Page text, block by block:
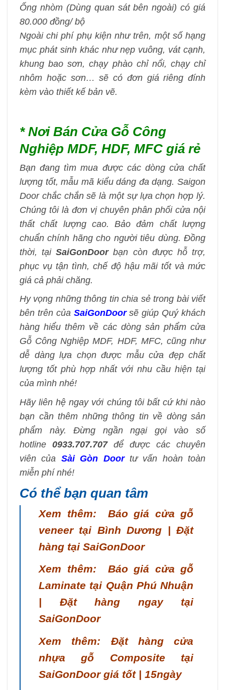
Ống nhòm (Dùng quan sát bên ngoài) có giá
80.000 đồng/ bộ
Ngoài chi phí phụ kiện như trên, một số hạng
mục phát sinh khác như nẹp vuông, vát cạnh,
khung bao sơn, chạy phào chỉ nổi, chạy chỉ
nhôm hoặc sơn… sẽ có đơn giá riêng đính
kèm vào thiết kế bản vẽ.
* Nơi Bán Cửa Gỗ Công
Nghiệp MDF, HDF, MFC giá rẻ
Bạn đang tìm mua được các dòng cửa chất
lượng tốt, mẫu mã kiểu dáng đa dạng. Saigon
Door chắc chắn sẽ là một sự lựa chọn hợp lý.
Chúng tôi là đơn vị chuyên phân phối cửa nội
thất chất lượng cao. Bảo đảm chất lượng
chuẩn chính hãng cho người tiêu dùng. Đồng
thời, tạiSaiGonDoorbạn còn được hỗ trợ,
phục vụ tận tình, chế độ hậu mãi tốt và mức
giá cả phải chăng.
Hy vọng những thông tin chia sẻ trong bài viết
bên trên của SaiGonDoorsẽ giúp Quý khách
hàng hiểu thêm về các dòng sản phẩm cửa
Gỗ Công Nghiệp MDF, HDF, MFC, cũng như
dễ dàng lựa chọn được mẫu cửa đẹp chất
lượng tốt phù hợp nhất với nhu cầu hiện tại
của mình nhé!
Hãy liên hệ ngay với chúng tôi bất cứ khi nào
bạn cần thêm những thông tin về dòng sản
phẩm này. Đừng ngần ngại gọi vào số
hotline 0933.707.707để được các chuyên
viên của Sài Gòn Door tư vấn hoàn toàn
miễn phí nhé!
Có thể bạn quan tâm
Xem thêm: Báo giá cửa gỗ
veneer tại Bình Dương | Đặt
hàng tại SaiGonDoor
Xem thêm: Báo giá cửa gỗ
Laminate tại Quận Phú Nhuận
| Đặt hàng ngay tại
SaiGonDoor
Xem thêm: Đặt hàng cửa
nhựa gỗ Composite tại
SaiGonDoor giá tốt | 15ngày